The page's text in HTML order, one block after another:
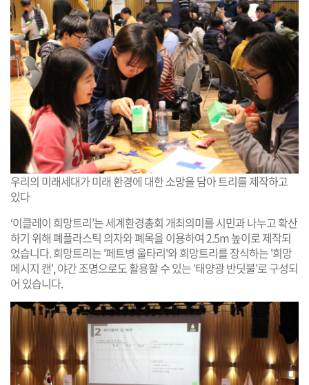
우리의 미래세대가 미래 환경에 대한 소망을 담아 트리를 제작하고
있다
‘이클레이 희망트리’는 세계환경총회 개최의미를 시민과 나누고 확산
하기 위해 폐플라스틱 의자와 폐목을 이용하여 2.5m 높이로 제작되
었습니다. 희망트리는 '페트병 울타리'와 희망트리를 장식하는 '희망
메시지 캔', 야간 조명으로도 활용할 수 있는 '태양광 반딧불'로 구성되
어 있습니다.